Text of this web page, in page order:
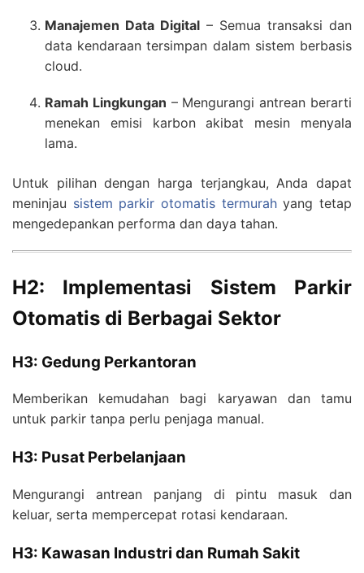
Manajemen Data Digital – Semua transaksi dan
data kendaraan tersimpan dalam sistem berbasis
cloud.
Ramah Lingkungan – Mengurangi antrean berarti
menekan emisi karbon akibat mesin menyala
lama.
Untuk pilihan dengan harga terjangkau, Anda dapat
meninjau sistem parkir otomatis termurahyang tetap
mengedepankan performa dan daya tahan.
H2: Implementasi Sistem Parkir
Otomatis di Berbagai Sektor
H3: Gedung Perkantoran
Memberikan kemudahan bagi karyawan dan tamu
untuk parkir tanpa perlu penjaga manual.
H3: Pusat Perbelanjaan
Mengurangi antrean panjang di pintu masuk dan
keluar, serta mempercepat rotasi kendaraan.
H3: Kawasan Industri dan Rumah Sakit